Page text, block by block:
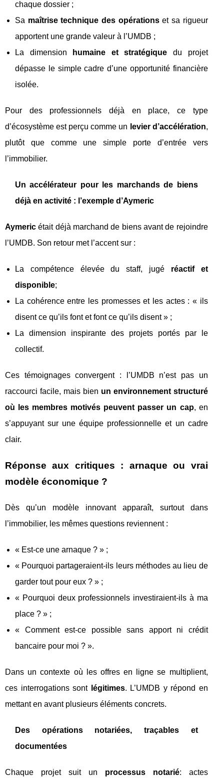
chaque dossier ;
Sa maîtrise technique des opérationset sa rigueur
apportent une grande valeur à l’UMDB ;
La dimension
humaine et stratégique du projet
dépasse le simple cadre d’une opportunité financière
isolée.
Pour des professionnels déjà en place, ce type
d’écosystème est perçu comme un levier d’accélération,
plutôt que comme une simple porte d’entrée vers
l’immobilier.
Un accélérateur pour les marchands de biens
déjà en activité : l’exemple d’Aymeric
Aymeric était déjà marchand de biens avant de rejoindre
l’UMDB. Son retour met l’accent sur :
La compétence élevée du staff, jugé réactif et
disponible;
La cohérence entre les promesses et les actes : « ils
disent ce qu’ils font et font ce qu’ils disent » ;
La dimension inspirante des projets portés par le
collectif.
Ces témoignages convergent : l’UMDB n’est pas un
raccourci facile, mais bien un environnement structuré
où les membres motivés peuvent passer un cap, en
s’appuyant sur une équipe professionnelle et un cadre
clair.
Réponse aux critiques : arnaque ou vrai
modèle économique ?
Dès qu’un modèle innovant apparaît, surtout dans
l’immobilier, les mêmes questions reviennent :
« Est‑ce une arnaque ? » ;
« Pourquoi partageraient‑ils leurs méthodes au lieu de
garder tout pour eux ? » ;
« Pourquoi deux professionnels investiraient‑ils à ma
place ? » ;
« Comment est‑ce possible sans apport ni crédit
bancaire pour moi ? ».
Dans un contexte où les offres en ligne se multiplient,
ces interrogations sont légitimes. L’UMDB y répond en
mettant en avant plusieurs éléments concrets.
Des opérations notariées, traçables et
documentées
Chaque projet suit un processus notarié: actes